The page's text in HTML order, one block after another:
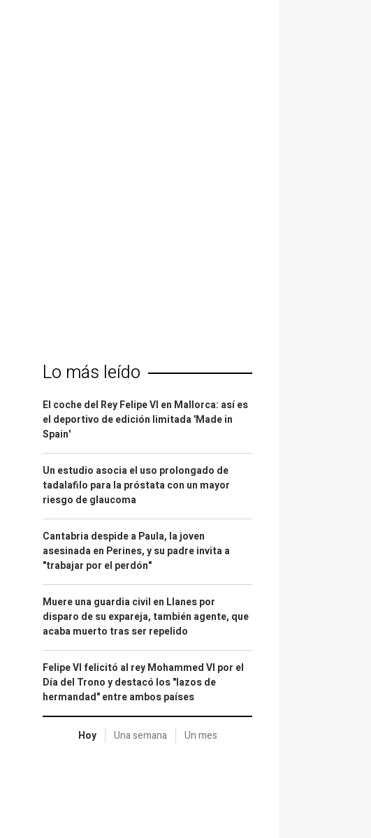
Lo más leído
El coche del Rey Felipe VI en Mallorca: así es
el deportivo de edición limitada 'Made in
Spain'
Un estudio asocia el uso prolongado de
tadalafilo para la próstata con un mayor
riesgo de glaucoma
Cantabria despide a Paula, la joven
asesinada en Perines, y su padre invita a
"trabajar por el perdón"
Muere una guardia civil en Llanes por
disparo de su expareja, también agente, que
acaba muerto tras ser repelido
Felipe VI felicitó al rey Mohammed VI por el
Día del Trono y destacó los "lazos de
hermandad" entre ambos países
Hoy Una semana Un mes